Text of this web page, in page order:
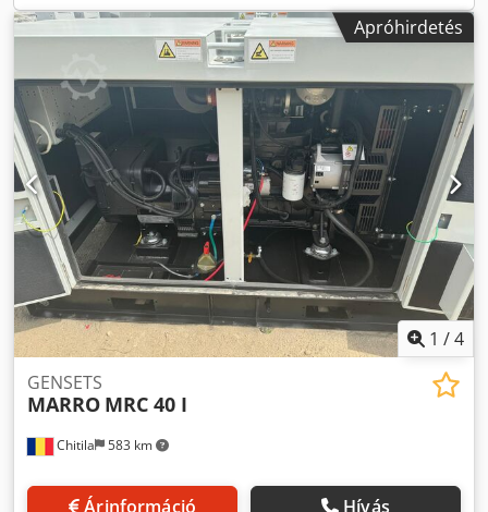
Apróhirdetés
1 /4
Chitila 583 km
GENSETS
MARRO MRC 40 I
Árinformáció Hívás